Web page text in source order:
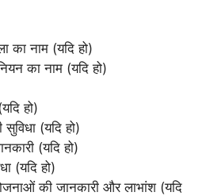
का नाम (यदि हो)
का नाम (यदि हो)
हो)
सुविधा (यदि हो)
(यदि हो)
(यदि हो)
की जानकारी और लाभांश (यदि